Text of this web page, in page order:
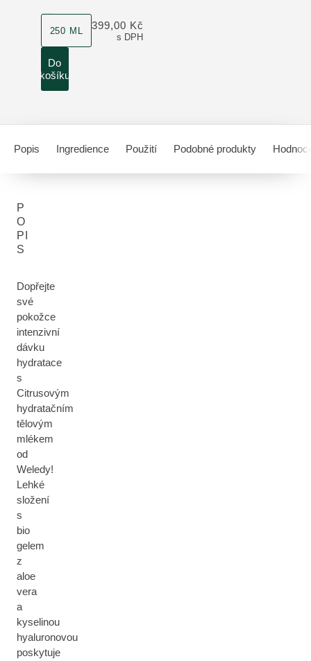
velikost produktu
250 ML
s DPH
399,00 Kč
Do
košíku
Popis Ingredience Použití Podobné produkty
P
O
PI
S
Dopřejte
své
pokožce
intenzivní
dávku
hydratace
s
Citrusovým
hydratačním
tělovým
mlékem
od
Weledy!
Lehké
složení
s
bio
gelem
z
aloe
vera
a
kyselinou
hyaluronovou
poskytuje